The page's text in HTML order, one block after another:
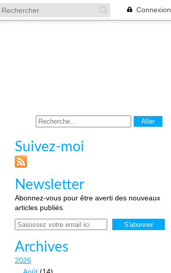
Connexion
Suivez-moi
Newsletter
Abonnez-vous pour être averti des nouveaux
articles publiés.
Email
Archives
2026